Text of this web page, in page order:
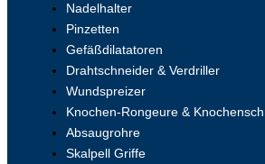
Nadelhalter
Pinzetten
Gefäßdilatatoren
Drahtschneider & Verdriller
Wundspreizer
Knochen-Rongeure &
Absaugrohre
Skalpell Griffe